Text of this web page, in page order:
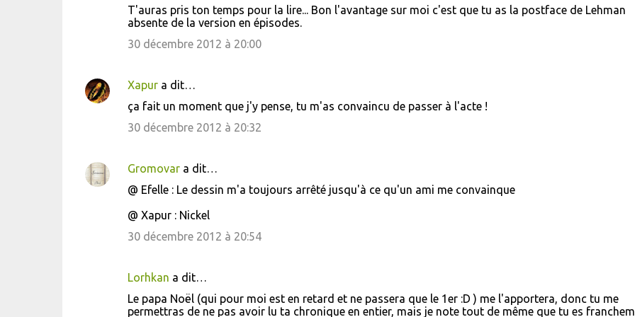
T'auras pris ton temps pour la lire... Bon l'avantage sur moi c'est que tu as la postface de Lehman
absente de la version en épisodes.
30 décembre 2012 à 20:00
Xapura dit…
ça fait un moment que j'y pense, tu m'as convaincu de passer à l'acte !
30 décembre 2012 à 20:32
Gromovara dit…
@ Efelle : Le dessin m'a toujours arrêté jusqu'à ce qu'un ami me convainque
@ Xapur : Nickel
30 décembre 2012 à 20:54
Lorhkan a dit…
Le papa Noël (qui pour moi est en retard et ne passera que le 1er :D ) me l'apportera, donc tu me
permettras de ne pas avoir lu ta chronique en entier, mais je note tout de même que tu es